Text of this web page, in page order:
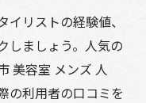
リストの経験値、
しましょう。人気の
美容室 メンズ 人
の利用者の口コミを